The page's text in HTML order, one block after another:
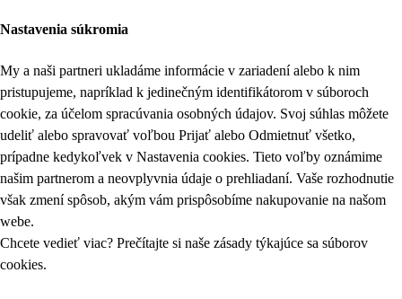
Nastavenia súkromia
My a naši partneri ukladáme informácie v zariadení alebo k nim
pristupujeme, napríklad k jedinečným identifikátorom v súboroch
cookie, za účelom spracúvania osobných údajov. Svoj súhlas môžete
udeliť alebo spravovať voľbou Prijať alebo Odmietnuť všetko,
prípadne kedykoľvek v Nastavenia cookies. Tieto voľby oznámime
našim partnerom a neovplyvnia údaje o prehliadaní. Vaše rozhodnutie
však zmení spôsob, akým vám prispôsobíme nakupovanie na našom
webe.
Chcete vedieť viac? Prečítajte si naše zásady týkajúce sa súborov
cookies.